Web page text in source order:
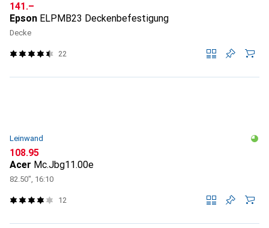
CHF
141.–
Epson ELPMB23 Deckenbefestigung
Decke
22
Leinwand
CHF
108.95
Acer Mc.Jbg11.00e
82.50", 16:10
12